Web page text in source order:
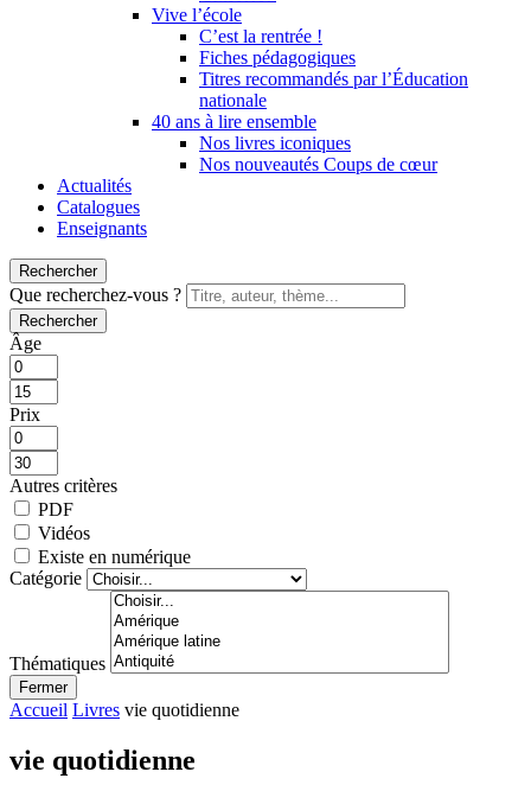
Vive l’école
C’est la rentrée !
Fiches pédagogiques
Titres recommandés par l’Éducation
nationale
40 ans à lire ensemble
Nos livres iconiques
Nos nouveautés Coups de cœur
Actualités
Catalogues
Enseignants
Rechercher
Que recherchez-vous ?
Rechercher
Âge
Prix
Autres critères
PDF
Vidéos
Existe en numérique
Catégorie
Thématiques
Fermer
Accueil Livres vie quotidienne
vie quotidienne